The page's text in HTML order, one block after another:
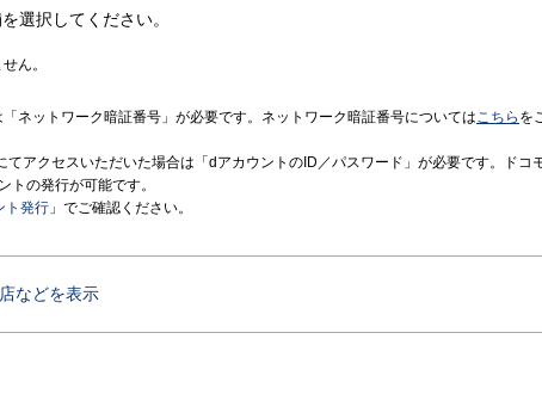
選択してください。
ん。
ネットワーク暗証番号」が必要です。ネットワーク暗証番号についてはこちら を
アクセスいただいた場合は「dアカウントのID／パスワード」が必要です。ドコ
トの発行が可能です。
ト発行 」でご確認ください。
などを表示